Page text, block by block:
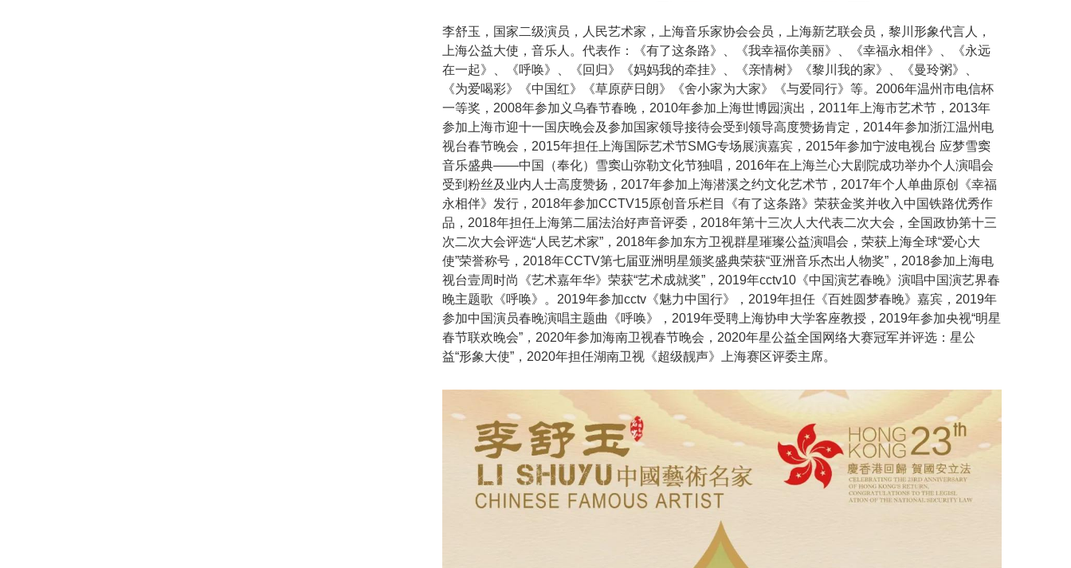
李舒玉，国家二级演员，人民艺术家，上海音乐家协会会员，上海新艺联会员，黎川形象代言人，
上海公益大使，音乐人。代表作：《有了这条路》、《我幸福你美丽》、《幸福永相伴》、《永远
在一起》、《呼唤》、《回归》《妈妈我的牵挂》、《亲情树》《黎川我的家》、《曼玲粥》、
《为爱喝彩》《中国红》《草原萨日朗》《舍小家为大家》《与爱同行》等。2006年温州市电信杯
一等奖，2008年参加义乌春节春晚，2010年参加上海世博园演出，2011年上海市艺术节，2013年
参加上海市迎十一国庆晚会及参加国家领导接待会受到领导高度赞扬肯定，2014年参加浙江温州电
视台春节晚会，2015年担任上海国际艺术节SMG专场展演嘉宾，2015年参加宁波电视台 应梦雪窦
音乐盛典——中国（奉化）雪窦山弥勒文化节独唱，2016年在上海兰心大剧院成功举办个人演唱会
受到粉丝及业内人士高度赞扬，2017年参加上海潜溪之约文化艺术节，2017年个人单曲原创《幸福
永相伴》发行，2018年参加CCTV15原创音乐栏目《有了这条路》荣获金奖并收入中国铁路优秀作
品，2018年担任上海第二届法治好声音评委，2018年第十三次人大代表二次大会，全国政协第十三
次二次大会评选“人民艺术家”，2018年参加东方卫视群星璀璨公益演唱会，荣获上海全球“爱心大
使”荣誉称号，2018年CCTV第七届亚洲明星颁奖盛典荣获“亚洲音乐杰出人物奖”，2018参加上海电
视台壹周时尚《艺术嘉年华》荣获“艺术成就奖”，2019年cctv10《中国演艺春晚》演唱中国演艺界春
晚主题歌《呼唤》。2019年参加cctv《魅力中国行》，2019年担任《百姓圆梦春晚》嘉宾，2019年
参加中国演员春晚演唱主题曲《呼唤》，2019年受聘上海协申大学客座教授，2019年参加央视“明星
春节联欢晚会”，2020年参加海南卫视春节晚会，2020年星公益全国网络大赛冠军并评选：星公
益“形象大使”，2020年担任湖南卫视《超级靓声》上海赛区评委主席。